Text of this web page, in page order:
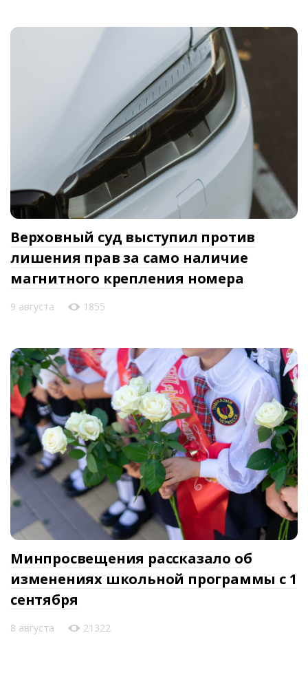
Верховный суд выступил против
лишения прав за само наличие
магнитного крепления номера
9 августа 1855
Минпросвещения рассказало об
изменениях школьной программы с 1
сентября
8 августа 21322